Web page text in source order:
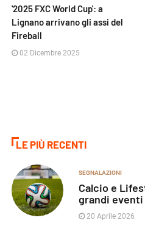
'2025 FXC World Cup': a
Lignano arrivano gli assi del
Fireball
02 Dicembre 2025
LE PIÙ RECENTI
SEGNALAZIONI
Calcio e
grandi
20 Aprile 2026